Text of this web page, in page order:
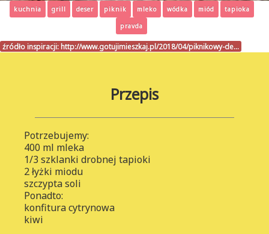
kuchnia grill deser piknik mleko wódka miód
tapioka
pravda
źródło inspiracji: http://www.gotujimieszkaj.pl/2018/04/piknikowy-de…
Przepis
Potrzebujemy:
400 ml mleka
1/3 szklanki drobnej tapioki
2 łyżki miodu
szczypta soli
Ponadto:
konfitura cytrynowa
kiwi